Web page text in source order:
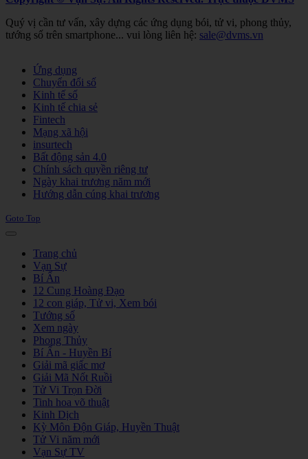
Quý vị cần tư vấn, xây dựng các ứng dụng bói, tử vi, phong thủy,
tướng số trên smartphone... vui lòng liên hệ: sale@dvms.vn
Ứng dụng
Chuyển đổi số
Kinh tế số
Kinh tế chia sẻ
Fintech
Mạng xã hội
insurtech
Bất động sản 4.0
Chính sách quyền riêng tư
Ngày khai trương năm mới
Hướng dẫn cúng khai trương
Goto Top
Trang chủ
Vạn Sự
Bí Ẩn
12 Cung Hoàng Đạo
12 con giáp, Tử vi, Xem bói
Tướng số
Xem ngày
Phong Thủy
Bí Ẩn - Huyền Bí
Giải mã giấc mơ
Giải Mã Nốt Ruồi
Tử Vi Trọn Đời
Tinh hoa võ thuật
Kinh Dịch
Kỳ Môn Độn Giáp, Huyền Thuật
Tử Vi năm mới
Vạn Sự TV